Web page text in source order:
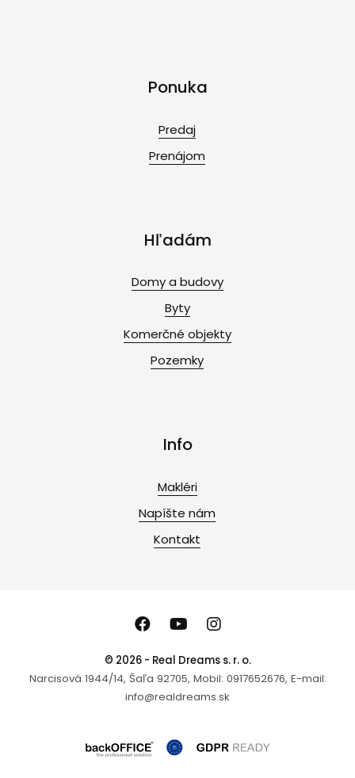
Ponuka
Predaj
Prenájom
Hľadám
Domy a budovy
Byty
Komerčné objekty
Pozemky
Info
Makléri
Napíšte nám
Kontakt
© 2026 - Real Dreams s. r. o.
Narcisová 1944/14, Šaľa 92705, Mobil: 0917652676, E-mail:
info@realdreams.sk